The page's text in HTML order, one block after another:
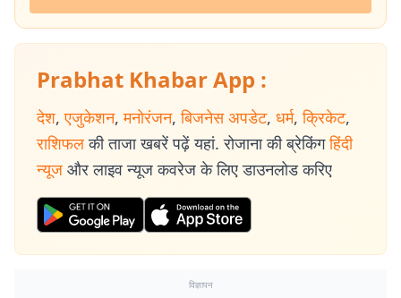
Prabhat Khabar App :
देश, एजुकेशन, मनोरंजन, बिजनेस अपडेट, धर्म, क्रिकेट,
राशिफल की ताजा खबरें पढ़ें यहां. रोजाना की ब्रेकिंग हिंदी
न्यूज और लाइव न्यूज कवरेज के लिए डाउनलोड करिए
विज्ञापन